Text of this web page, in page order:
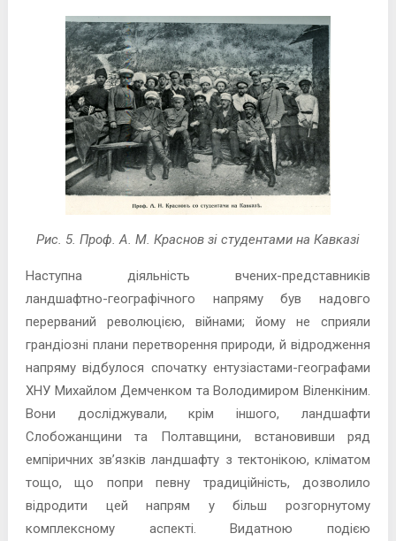
Рис. 5. Проф. А. М. Краснов зі студентами на Кавказі
Наступна діяльність вчених-представників
ландшафтно-географічного напряму був надовго
перерваний революцією, війнами; йому не сприяли
грандіозні плани перетворення природи, й відродження
напряму відбулося спочатку ентузіастами-географами
ХНУ Михайлом Демченком та Володимиром Віленкіним.
Вони досліджували, крім іншого, ландшафти
Слобожанщини та Полтавщини, встановивши ряд
емпіричних зв’язків ландшафту з тектонікою, кліматом
тощо, що попри певну традиційність, дозволило
відродити цей напрям у більш розгорнутому
комплексному аспекті. Видатною подією